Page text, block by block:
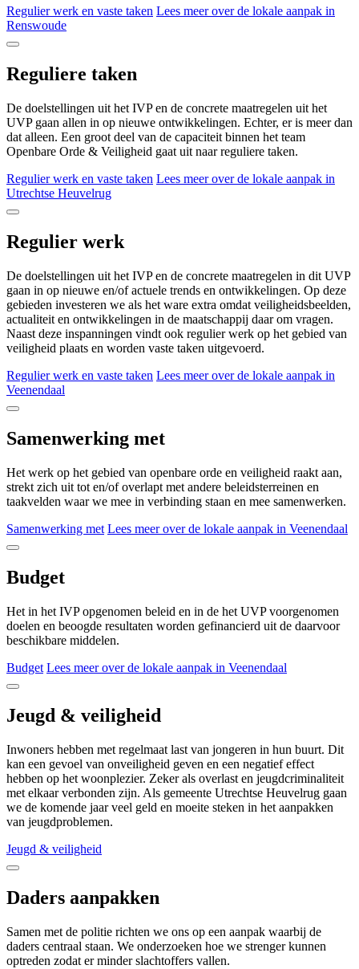
Regulier werk en vaste taken Lees meer over de lokale aanpak in
Renswoude
Reguliere taken
De doelstellingen uit het IVP en de concrete maatregelen uit het
UVP gaan allen in op nieuwe ontwikkelingen. Echter, er is meer dan
dat alleen. Een groot deel van de capaciteit binnen het team
Openbare Orde & Veiligheid gaat uit naar reguliere taken.
Regulier werk en vaste taken Lees meer over de lokale aanpak in
Utrechtse Heuvelrug
Regulier werk
De doelstellingen uit het IVP en de concrete maatregelen in dit UVP
gaan in op nieuwe en/of actuele trends en ontwikkelingen. Op deze
gebieden investeren we als het ware extra omdat veiligheidsbeelden,
actualiteit en ontwikkelingen in de maatschappij daar om vragen.
Naast deze inspanningen vindt ook regulier werk op het gebied van
veiligheid plaats en worden vaste taken uitgevoerd.
Regulier werk en vaste taken Lees meer over de lokale aanpak in
Veenendaal
Samenwerking met
Het werk op het gebied van openbare orde en veiligheid raakt aan,
strekt zich uit tot en/of overlapt met andere beleidsterreinen en
taakvelden waar we mee in verbinding staan en mee samenwerken.
Samenwerking met Lees meer over de lokale aanpak in Veenendaal
Budget
Het in het IVP opgenomen beleid en in de het UVP voorgenomen
doelen en beoogde resultaten worden gefinancierd uit de daarvoor
beschikbare middelen.
Budget Lees meer over de lokale aanpak in Veenendaal
Jeugd & veiligheid
Inwoners hebben met regelmaat last van jongeren in hun buurt. Dit
kan een gevoel van onveiligheid geven en een negatief effect
hebben op het woonplezier. Zeker als overlast en jeugdcriminaliteit
met elkaar verbonden zijn. Als gemeente Utrechtse Heuvelrug gaan
we de komende jaar veel geld en moeite steken in het aanpakken
van jeugdproblemen.
Jeugd & veiligheid
Daders aanpakken
Samen met de politie richten we ons op een aanpak waarbij de
daders centraal staan. We onderzoeken hoe we strenger kunnen
optreden zodat er minder slachtoffers vallen.